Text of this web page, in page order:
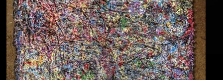
Blu & Exile
Time Heals Everything